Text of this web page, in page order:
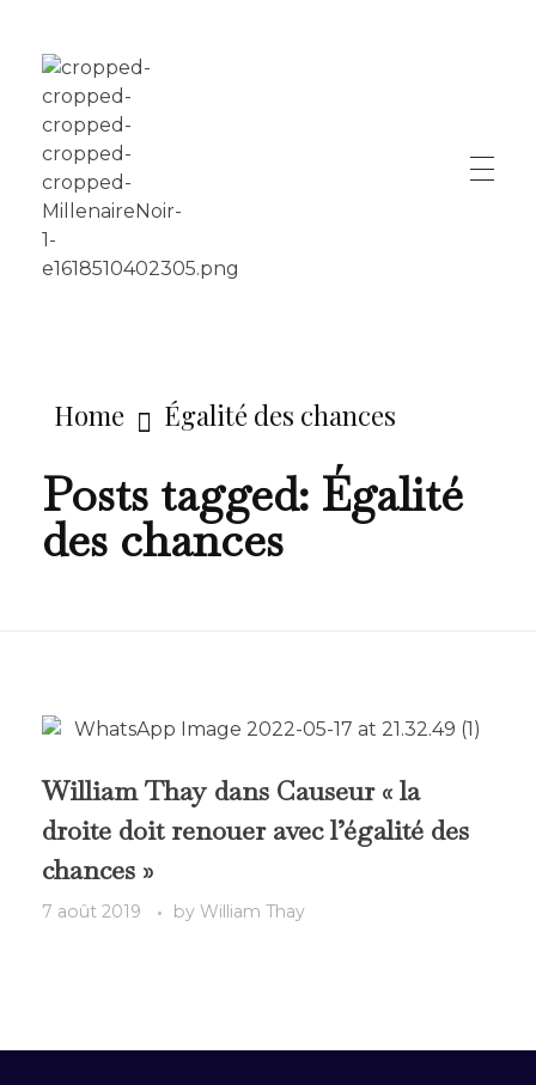
Home Égalité des chances
Posts tagged: Égalité
des chances
William Thay dans Causeur « la
droite doit renouer avec l’égalité des
chances »
7 août 2019 by William Thay